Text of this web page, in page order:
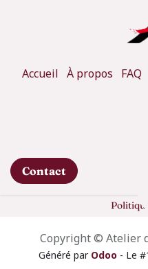
Accueil À propos FAQ
Contact
Copyright © Atelier
Généré par Odoo - Le